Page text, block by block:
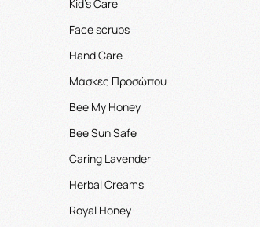
Kid's Care
Face scrubs
Hand Care
Μάσκες Προσώπου
Bee My Honey
Bee Sun Safe
Caring Lavender
Herbal Creams
Royal Honey